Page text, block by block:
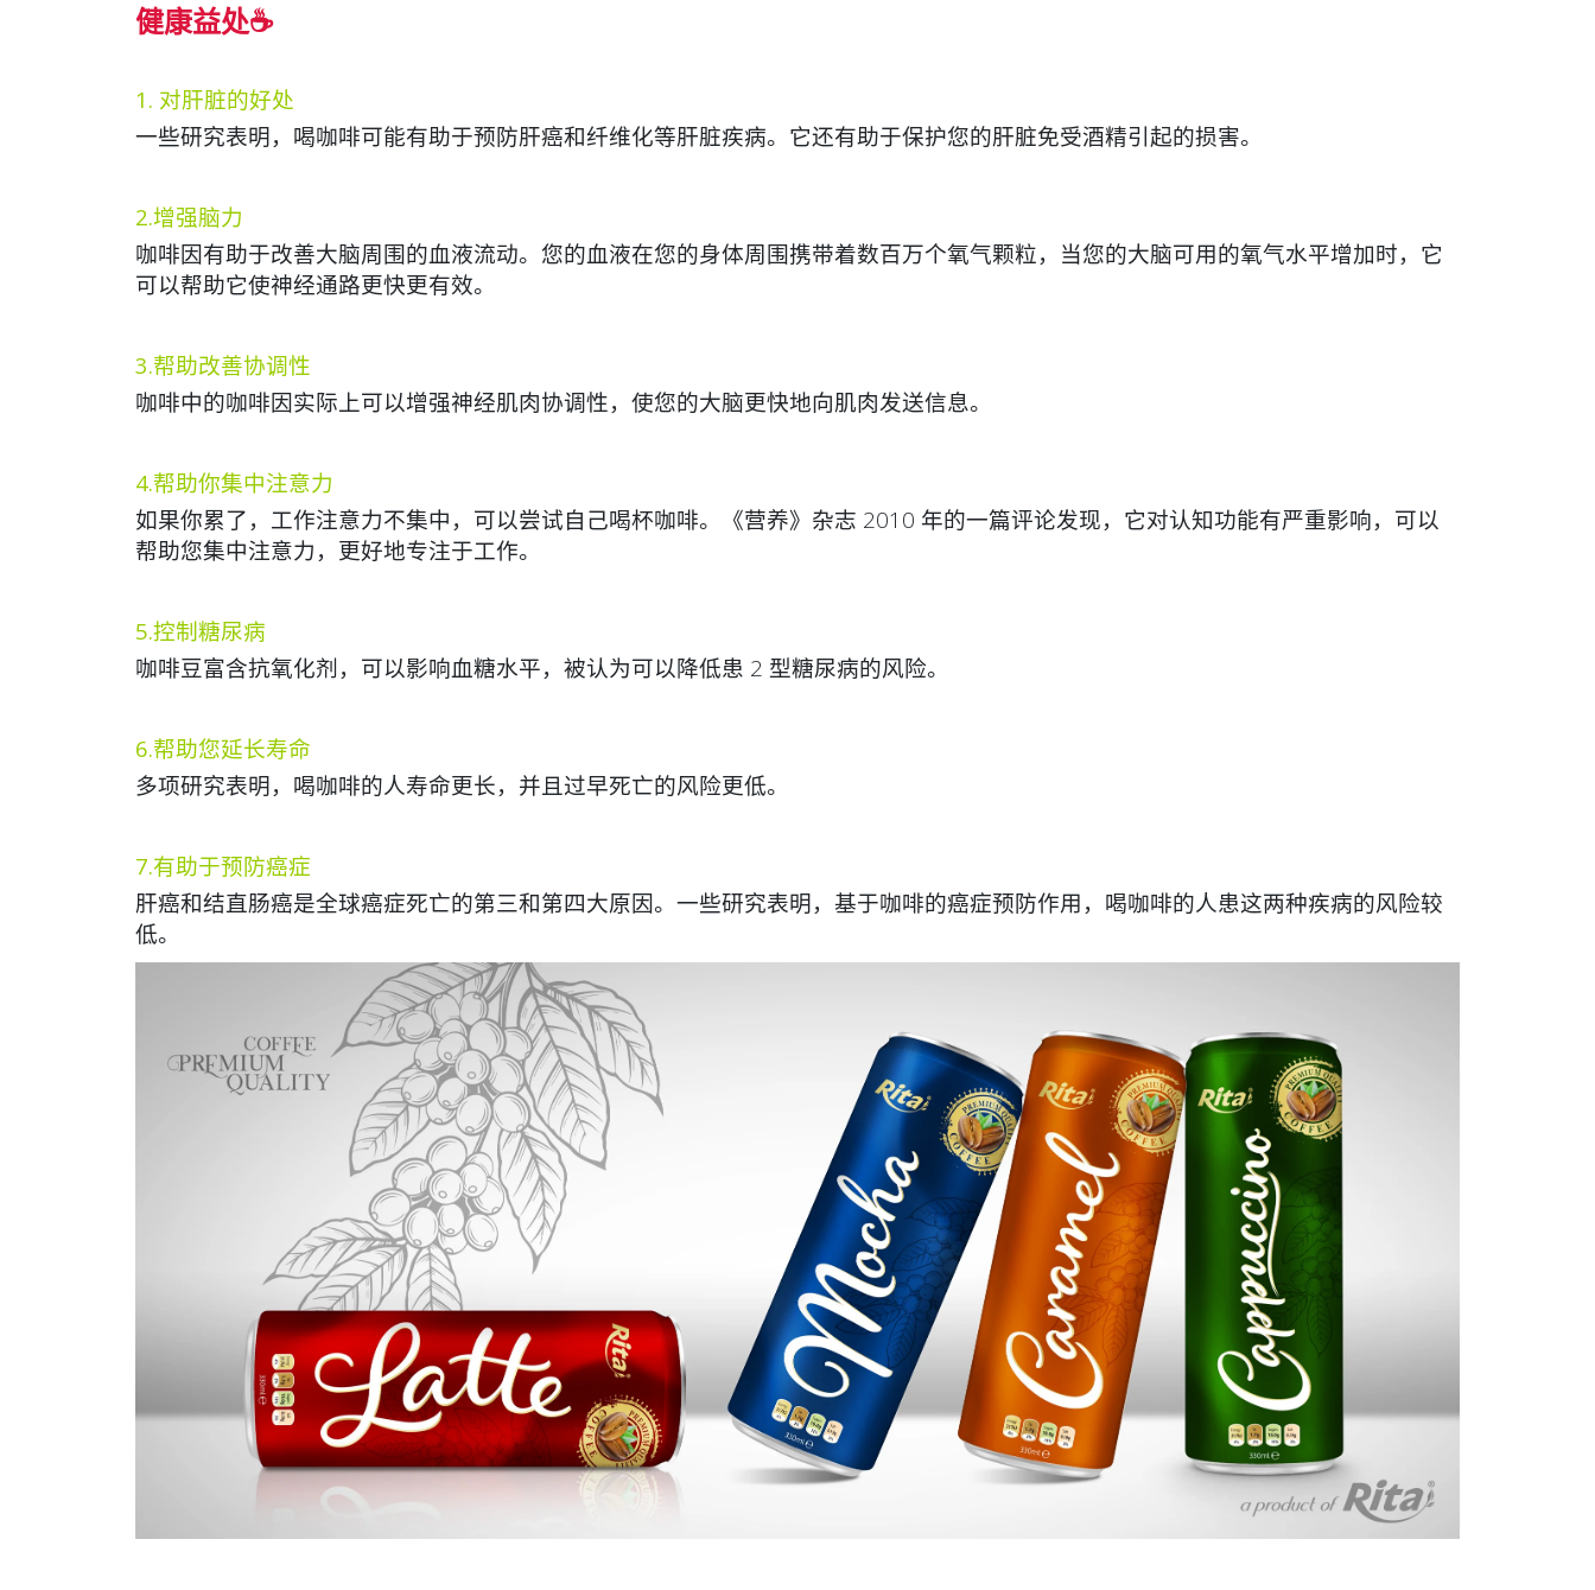
健康益处☕
1. 对肝脏的好处
一些研究表明，喝咖啡可能有助于预防肝癌和纤维化等肝脏疾病。它还有助于保护您的肝脏免受酒精引起的损害。
2.增强脑力
咖啡因有助于改善大脑周围的血液流动。您的血液在您的身体周围携带着数百万个氧气颗粒，当您的大脑可用的氧气水平增加时，它
可以帮助它使神经通路更快更有效。
3.帮助改善协调性
咖啡中的咖啡因实际上可以增强神经肌肉协调性，使您的大脑更快地向肌肉发送信息。
4.帮助你集中注意力
如果你累了，工作注意力不集中，可以尝试自己喝杯咖啡。《营养》杂志 2010 年的一篇评论发现，它对认知功能有严重影响，可以
帮助您集中注意力，更好地专注于工作。
5.控制糖尿病
咖啡豆富含抗氧化剂，可以影响血糖水平，被认为可以降低患 2 型糖尿病的风险。
6.帮助您延长寿命
多项研究表明，喝咖啡的人寿命更长，并且过早死亡的风险更低。
7.有助于预防癌症
肝癌和结直肠癌是全球癌症死亡的第三和第四大原因。一些研究表明，基于咖啡的癌症预防作用，喝咖啡的人患这两种疾病的风险较
低。